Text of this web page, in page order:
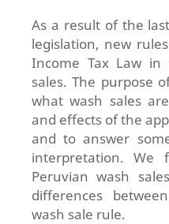
As a result of the
legislation, new
Income Tax Law
sales. The purpose
what wash sales
and effects of the
and to answer
interpretation. We
Peruvian wash
differences
wash sale rule.